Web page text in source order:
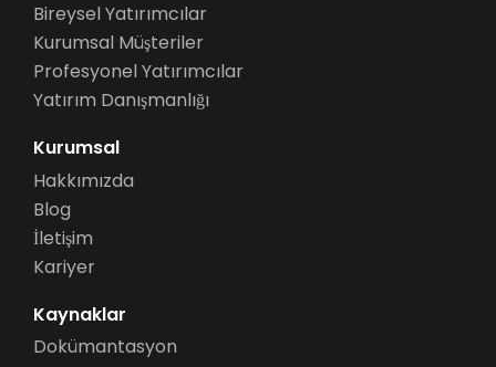
Bireysel Yatırımcılar
Kurumsal Müşteriler
Profesyonel Yatırımcılar
Yatırım Danışmanlığı
Kurumsal
Hakkımızda
Blog
İletişim
Kariyer
Kaynaklar
Dokümantasyon